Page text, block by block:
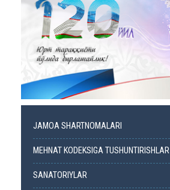
JAMOA SHARTNOMALARI
MEHNAT KODEKSIGA TUSHUNTIRISHLAR
SANATORIYLAR